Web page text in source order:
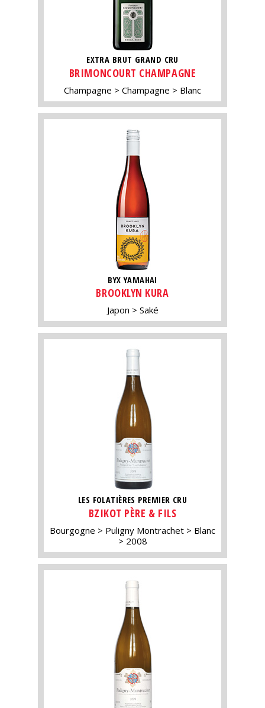
EXTRA BRUT GRAND CRU
BRIMONCOURT CHAMPAGNE
Champagne Champagne Blanc
BYX YAMAHAI
BROOKLYN KURA
Japon Saké
LES FOLATIÈRES PREMIER CRU
BZIKOT PÈRE & FILS
Bourgogne Puligny Montrachet
Blanc
2008